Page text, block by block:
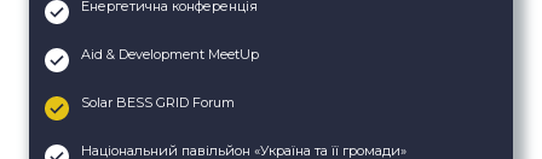
Енергетична конференція
Aid & Development MeetUp
Solar BESS GRID Forum
Національний павільйон «Україна та її громади»